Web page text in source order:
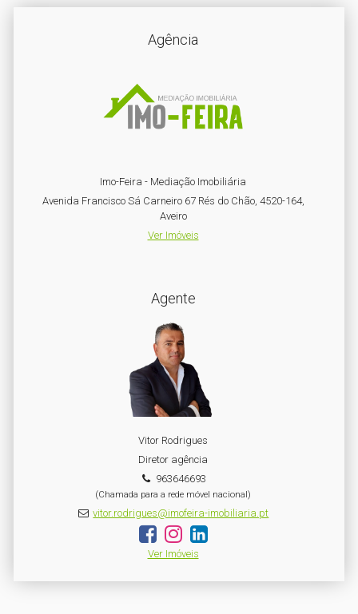
Agência
Imo-Feira - Mediação Imobiliária
Avenida Francisco Sá Carneiro 67 Rés do Chão, 4520-164,
Aveiro
Ver Imóveis
Agente
Vitor Rodrigues
Diretor agência
963646693
(Chamada para a rede móvel nacional)
vitor.rodrigues@imofeira-imobiliaria.pt
Ver Imóveis